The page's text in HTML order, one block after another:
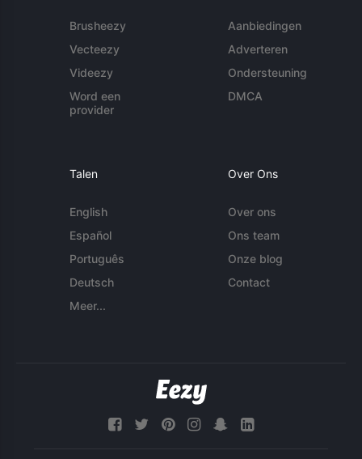
Brusheezy
Vecteezy
Videezy
Word een
provider
Aanbiedingen
Adverteren
Ondersteuning
DMCA
Talen
English
Español
Português
Deutsch
Meer...
Over Ons
Over ons
Ons team
Onze blog
Contact